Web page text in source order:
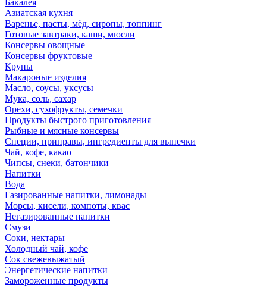
Бакалея
Азиатская кухня
Варенье, пасты, мёд, сиропы, топпинг
Готовые завтраки, каши, мюсли
Консервы овощные
Консервы фруктовые
Крупы
Макароные изделия
Масло, соусы, уксусы
Мука, соль, сахар
Орехи, сухофрукты, семечки
Продукты быстрого приготовления
Рыбные и мясные консервы
Специи, приправы, ингредиенты для выпечки
Чай, кофе, какао
Чипсы, снеки, батончики
Напитки
Вода
Газированные напитки, лимонады
Морсы, кисели, компоты, квас
Негазированные напитки
Смузи
Соки, нектары
Холодный чай, кофе
Сок свежевыжатый
Энергетические напитки
Замороженные продукты